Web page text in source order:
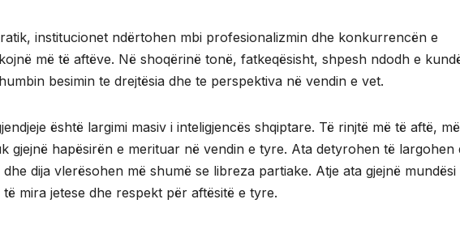
institucionet ndërtohen mbi profesionalizmin dhe konkurrencën e
më të aftëve. Në shoqërinë tonë, fatkeqësisht, shpesh ndodh e
besimin te drejtësia dhe te perspektiva në vendin e vet.
është largimi masiv i inteligjencës shqiptare. Të rinjtë më të aftë,
gjejnë hapësirën e merituar në vendin e tyre. Ata detyrohen të largohen
dija vlerësohen më shumë se libreza partiake. Atje ata gjejnë mundësi
mira jetese dhe respekt për aftësitë e tyre.